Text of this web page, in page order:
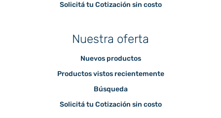
Solicitá tu Cotización sin costo
Nuestra oferta
Nuevos productos
Productos vistos recientemente
Búsqueda
Solicitá tu Cotización sin costo